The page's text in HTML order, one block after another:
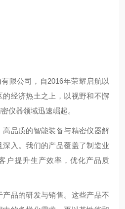
限公司，自2016年荣耀启航以
经济热土之上，以视野和不懈
仪器领域迅速崛起。
品质的智能装备与精密仪器解
入。我们的产品覆盖了制造业
户提升生产效率，优化产品质
品的研发与销售。这些产品不